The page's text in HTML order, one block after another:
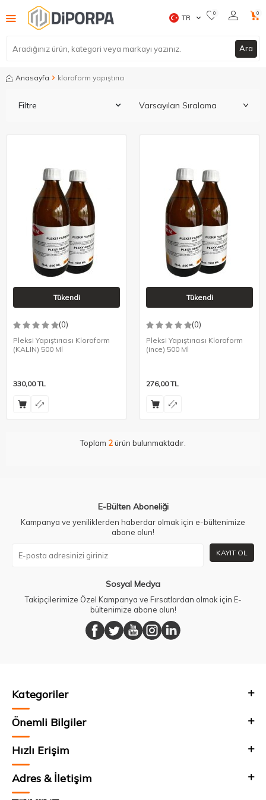
Ara
TR 0 0
Anasayfa kloroform yapıştırıcı
Filtre
Tükendi
(0)
Pleksi Yapıştırıcısı Kloroform
(KALIN) 500 Ml
330,00TL
Tükendi
(0)
Pleksi Yapıştırıcısı Kloroform
(ince) 500 Ml
276,00TL
Toplam 2ürün bulunmaktadır.
E-Bülten Aboneliği
Kampanya ve yeniliklerden haberdar olmak için e-bültenimize
abone olun!
KAYIT OL
Sosyal Medya
Takipçilerimize Özel Kampanya ve Fırsatlardan olmak için E-
bültenimize abone olun!
Kategoriler
Önemli Bilgiler
Hızlı Erişim
Adres & İletişim